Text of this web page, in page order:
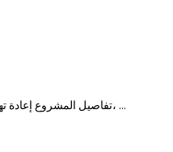
تفاصيل المشروع إعادة تهيئة المنزل يقع هذا المنزل في ماونتن فيو، ...